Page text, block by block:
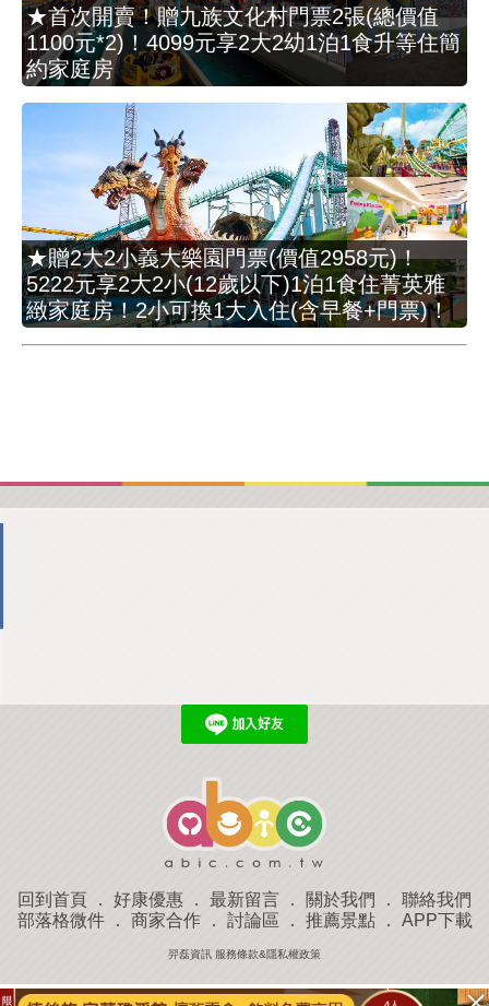
★首次開賣！贈九族文化村門票2張(總價值
1100元*2)！4099元享2大2幼1泊1食升等住簡
約家庭房
★贈2大2小義大樂園門票(價值2958元)！
5222元享2大2小(12歲以下)1泊1食住菁英雅
緻家庭房！2小可換1大入住(含早餐+門票)！
回到首頁 ． 好康優惠 ． 最新留言 ． 關於我們 ． 聯絡我們
部落格微件． 商家合作． 討論區 ． 推薦景點． APP下載
羿磊資訊 服務條款&隱私權政策